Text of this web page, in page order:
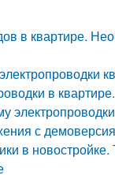
в квартире.
в квартире.
с
в